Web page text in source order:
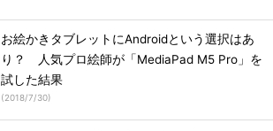
お絵かきタブレットにAndroidという選択はあ
り？ 人気プロ絵師が「MediaPad M5 Pro」を
試した結果
(2018/7/30)